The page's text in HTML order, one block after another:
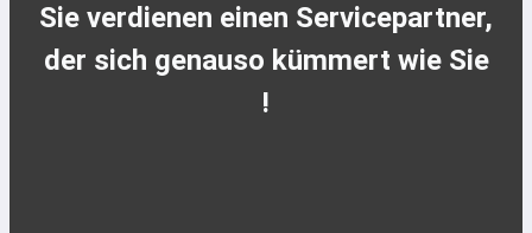
Sie verdienen einen Servicepartner,
der sich genauso kümmert wie Sie
!